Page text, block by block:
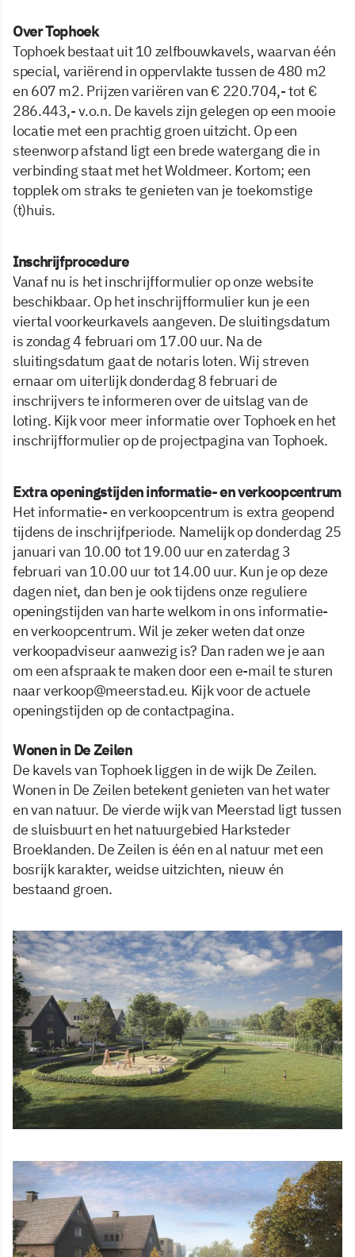
Over Tophoek
Tophoek bestaat uit 10 zelfbouwkavels, waarvan één
special, variërend in oppervlakte tussen de 480 m2
en 607 m2. Prijzen variëren van € 220.704,- tot €
286.443,- v.o.n. De kavels zijn gelegen op een mooie
locatie met een prachtig groen uitzicht. Op een
steenworp afstand ligt een brede watergang die in
verbinding staat met het Woldmeer. Kortom; een
topplek om straks te genieten van je toekomstige
(t)huis.
Inschrijfprocedure
Vanaf nu is het inschrijfformulier op onze website
beschikbaar. Op het inschrijfformulier kun je een
viertal voorkeurkavels aangeven. De sluitingsdatum
is zondag 4 februari om 17.00 uur. Na de
sluitingsdatum gaat de notaris loten. Wij streven
ernaar om uiterlijk donderdag 8 februari de
inschrijvers te informeren over de uitslag van de
loting. Kijk voor meer informatie over Tophoek en het
inschrijfformulier op de projectpagina van Tophoek.
Extra openingstijden informatie- en verkoopcentrum
Het informatie- en verkoopcentrum is extra geopend
tijdens de inschrijfperiode. Namelijk op donderdag 25
januari van 10.00 tot 19.00 uur en zaterdag 3
februari van 10.00 uur tot 14.00 uur. Kun je op deze
dagen niet, dan ben je ook tijdens onze reguliere
openingstijden van harte welkom in ons informatie-
en verkoopcentrum. Wil je zeker weten dat onze
verkoopadviseur aanwezig is? Dan raden we je aan
om een afspraak te maken door een e-mail te sturen
naarverkoop@meerstad.eu. Kijk voor de actuele
openingstijden op de contactpagina.
Wonen in De Zeilen
De kavels van Tophoek liggen in de wijk De Zeilen.
Wonen in De Zeilen betekent genieten van het water
en van natuur. De vierde wijk van Meerstad ligt tussen
de sluisbuurt en het natuurgebied Harksteder
Broeklanden. De Zeilen is één en al natuur met een
bosrijk karakter, weidse uitzichten, nieuw én
bestaand groen.